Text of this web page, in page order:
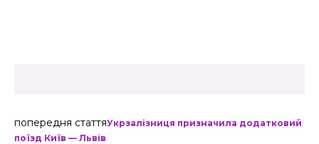
попередня статтяУкрзалізниця призначила додатковий
поїзд Київ — Львів